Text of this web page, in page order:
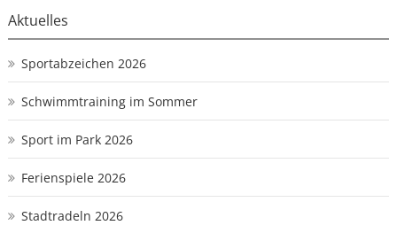
Aktuelles
Sportabzeichen 2026
Schwimmtraining im Sommer
Sport im Park 2026
Ferienspiele 2026
Stadtradeln 2026